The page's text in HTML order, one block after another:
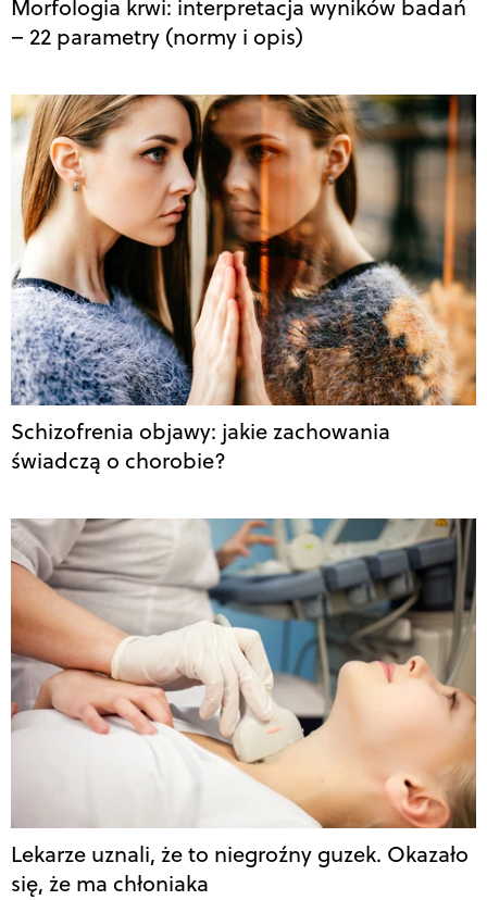
Morfologia krwi: interpretacja wyników badań
– 22 parametry (normy i opis)
Schizofrenia objawy: jakie zachowania
świadczą o chorobie?
Lekarze uznali, że to niegroźny guzek. Okazało
się, że ma chłoniaka